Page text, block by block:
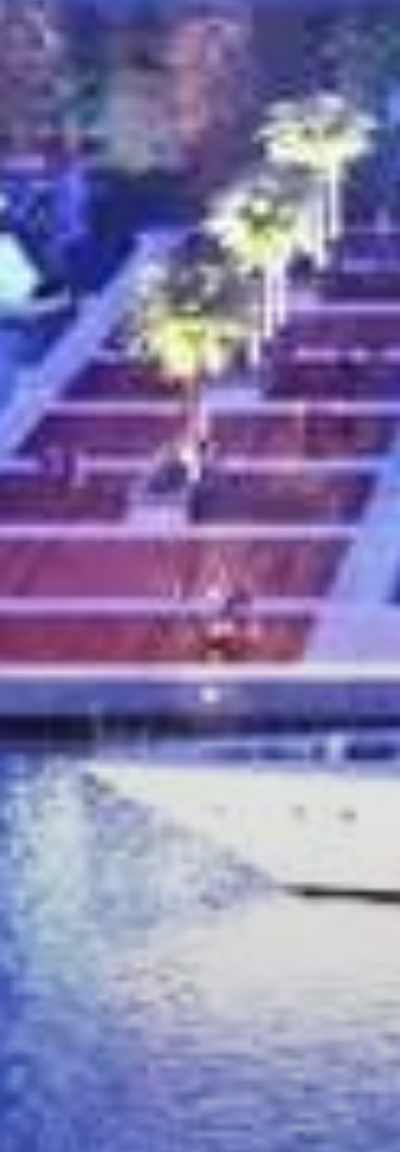
Kaufen
Miete
Verkaufen
Off-Plan
Agenten
About Us